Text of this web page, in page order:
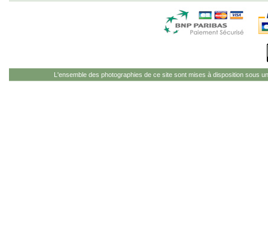
L'ensemble des photographies de ce site sont mises à disposition sous